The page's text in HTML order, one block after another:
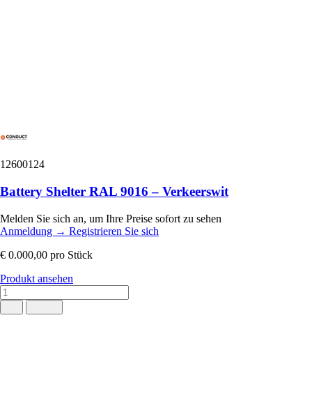
12600124
Battery Shelter RAL 9016 – Verkeerswit
Melden Sie sich an, um Ihre Preise sofort zu sehen
Anmeldung → Registrieren Sie sich
€ 0.000,00 pro Stück
Produkt ansehen